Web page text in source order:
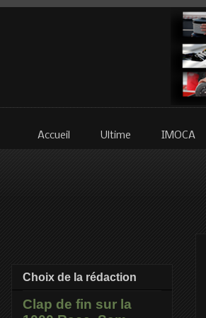
Accueil Ultime IMOCA
Choix de la rédaction
Clap de fin sur la